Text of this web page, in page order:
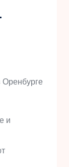
Оренбурге
и